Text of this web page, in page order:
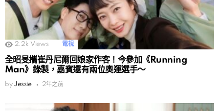
2.2k Views 電視
全昭旻攜崔丹尼爾回娘家作客！今參加《Running
Man》錄製，嘉賓還有兩位奧運選手～
by Jessie 2年之前